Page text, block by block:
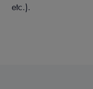
etc.).